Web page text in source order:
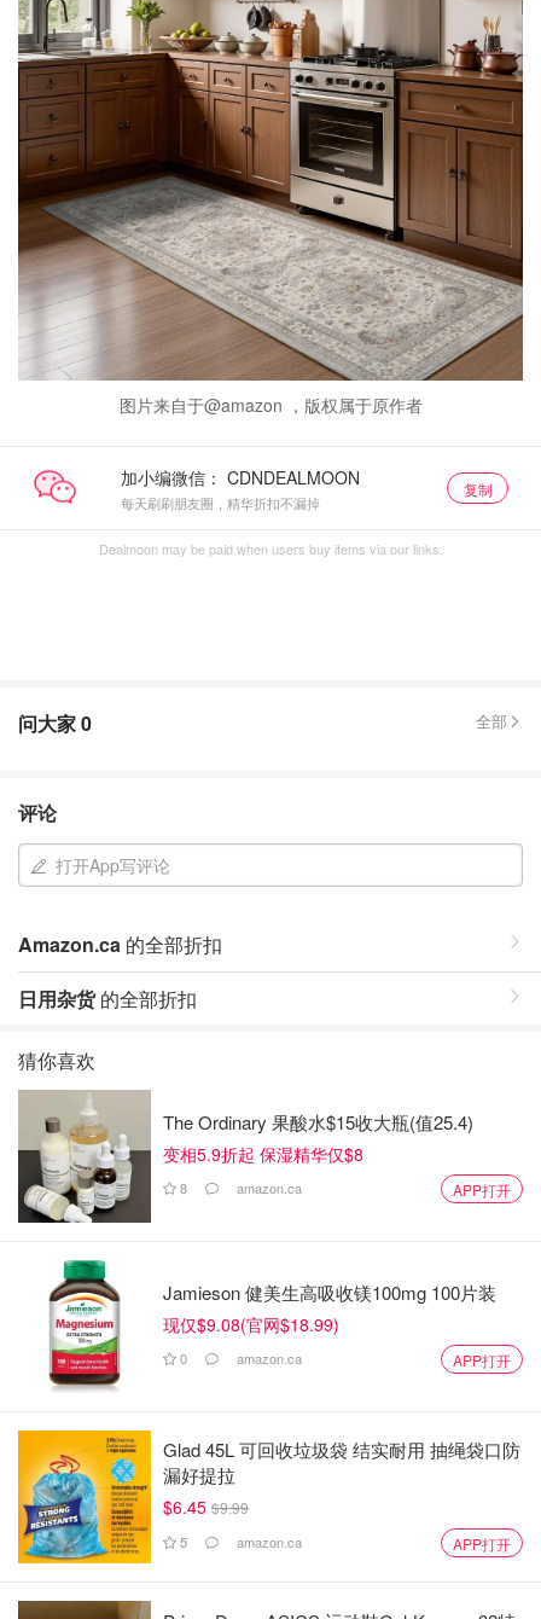
图片来自于@amazon ，版权属于原作者
加小编微信：
每天刷刷朋友圈，精华折扣不漏掉
复制
Dealmoon may be paid when users buy items via our links.
问大家0 全部
评论
打开App写评论
Amazon.ca 的全部折扣
日用杂货的全部折扣
猜你喜欢
The Ordinary 果酸水$15收大瓶(值25.4)
变相5.9折起 保湿精华仅$8
8 amazon.ca APP打开
Jamieson 健美生高吸收镁100mg 100片装
现仅$9.08(官网$18.99)
0 amazon.ca APP打开
Glad 45L 可回收垃圾袋 结实耐用 抽绳袋口防
漏好提拉
$6.45 $9.99
5 amazon.ca APP打开